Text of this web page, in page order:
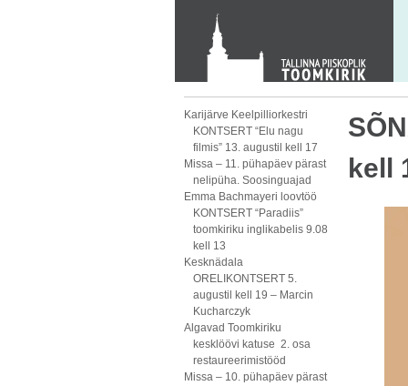
KONTAKT
Toom-Kooli 6, 10130 TALLINN
tallinna.toom@eelk.ee
Karijärve Keelpilliorkestri
KONTSERT “Elu nagu
filmis” 13. augustil kell 17
Missa – 11. pühapäev pärast
nelipüha. Soosinguajad
Emma Bachmayeri loovtöö
KONTSERT “Paradiis”
toomkiriku inglikabelis 9.08
kell 13
Kesknädala
ORELIKONTSERT 5.
augustil kell 19 – Marcin
Kucharczyk
Algavad Toomkiriku
kesklöövi katuse 2. osa
restaureerimistööd
Missa – 10. pühapäev pärast
kell